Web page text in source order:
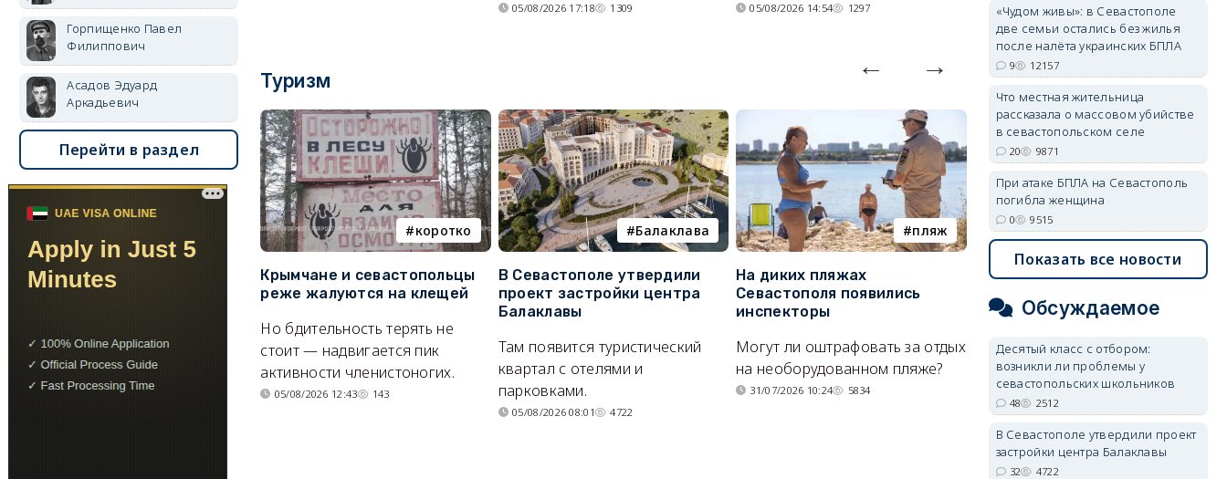
05/08/2026 17:18 1309 05/08/2026 14:54 1297
Туризм
коротко
Крымчане и севастопольцы
реже жалуются на клещей
Но бдительность терять не
стоит — надвигается пик
активности членистоногих.
05/08/2026 12:43 143
Балаклава
В Севастополе утвердили
проект застройки центра
Балаклавы
Там появится туристический
квартал с отелями и
парковками.
05/08/2026 08:01 4722
пляж
На диких пляжах
Севастополя появились
инспекторы
Могут ли оштрафовать за отдых
на необорудованном пляже?
31/07/2026 10:24 5834
туризм
Двух москвичей на
Крыма на километр в море
Спасатели благополучно
вернули туристов обратно на
сушу.
29/07/2026 17:03 6371
Горпищенко Павел
Филиппович
Асадов Эдуард
Аркадьевич
Перейти в раздел
«Чудом живы»: в Севастополе
две семьи остались без жилья
после налёта украинских БПЛА
9 12157
Что местная жительница
рассказала о массовом убийстве
в севастопольском селе
20 9871
При атаке БПЛА на Севастополь
погибла женщина
0 9515
Показать все новости
Обсуждаемое
Десятый класс с отбором:
возникли ли проблемы у
севастопольских школьников
48 2512
В Севастополе утвердили проект
застройки центра Балаклавы
32 4722